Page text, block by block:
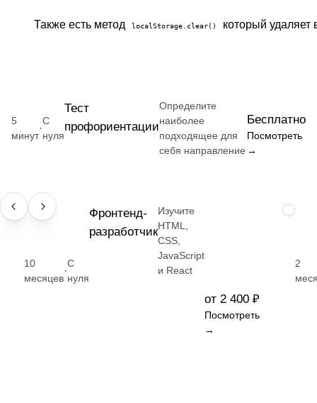
Также есть метод localStorage.clear() который
5
минут
·
С
нуля
Тест
профориентации
Определите
наиболее
подходящее для
себя направление
Бесплатно
Посмотреть
→
ПРОФЕССИЯ
10
месяцев
·
С
нуля
Фронтенд-
разработчик
Изучите
HTML,
CSS,
JavaScript
и React
от 2 400 ₽
Посмотреть
→
НАВЫК
2